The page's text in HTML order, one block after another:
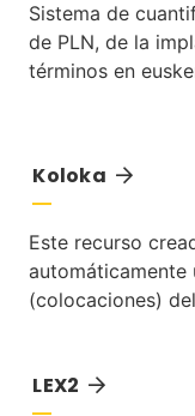
Sistema de
de PLN, de la
términos en
Koloka
Este recurso
automáticamente
(colocaciones)
LEX2